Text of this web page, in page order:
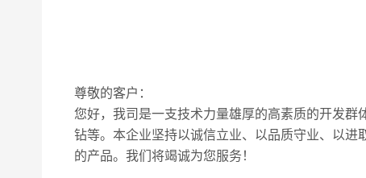
尊敬的客户：
您好，我司是一支技术力量雄厚的高素质的开发
钻等。本企业坚持以诚信立业、以品质守业、以
的产品。我们将竭诚为您服务！